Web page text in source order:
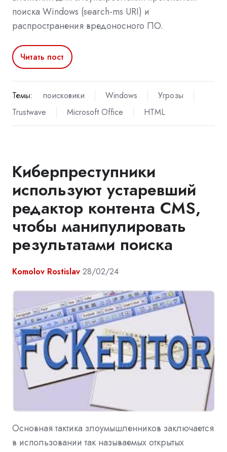
поиска Windows (search-ms URI) и
распространения вредоносного ПО.
Читать пост
Темы: поисковики Windows
Угрозы
Trustwave
Microsoft Office HTML
Киберпреступники
используют устаревший
редактор контента CMS,
чтобы манипулировать
результатами поиска
Komolov Rostislav 28/02/24
Основная тактика злоумышленников заключается
в использовании так называемых открытых